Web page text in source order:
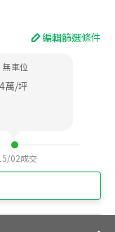
編輯篩選條件
無車位
萬/坪
02成交